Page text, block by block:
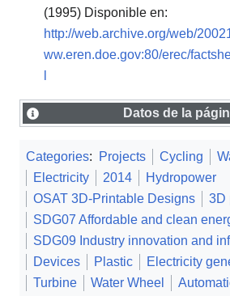
(1995) Disponible en:
http://web.archive.org/web/
ww.eren.doe.gov:80/erec/
Datos de la
Categories: Projects Cycling
Electricity
2014
Hydropower
OSAT 3D-Printable Designs
3D
SDG07 Affordable and clean
SDG09 Industry innovation and
Devices
Plastic Electricity
Turbine
Water Wheel